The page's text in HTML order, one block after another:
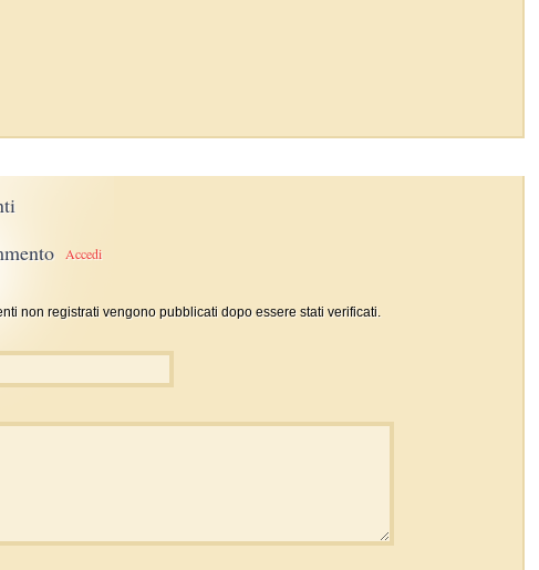
Accedi
non registrati vengono pubblicati dopo essere stati verificati.